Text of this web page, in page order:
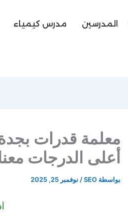
المدرسين مدرس كيمياء
أعلى الدرجات
بواسطة SEO
/ نوفمبر 25, 2025